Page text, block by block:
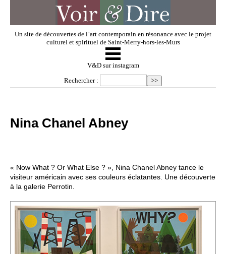
Un site de découvertes de l’art contemporain en résonance avec le projet
culturel et spirituel de Saint-Merry-hors-les-Murs
V & D
Exposer
Regarder
Événements
☰
V&D sur instagram
Rechercher :
Nina Chanel Abney
« Now What ? Or What Else ? », Nina Chanel Abney tance le
visiteur américain avec ses couleurs éclatantes. Une découverte
à la galerie Perrotin.